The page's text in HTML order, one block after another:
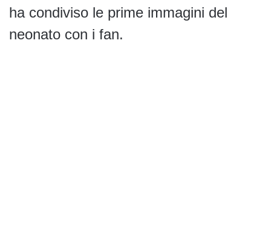
ha condiviso le prime immagini del
neonato con i fan.